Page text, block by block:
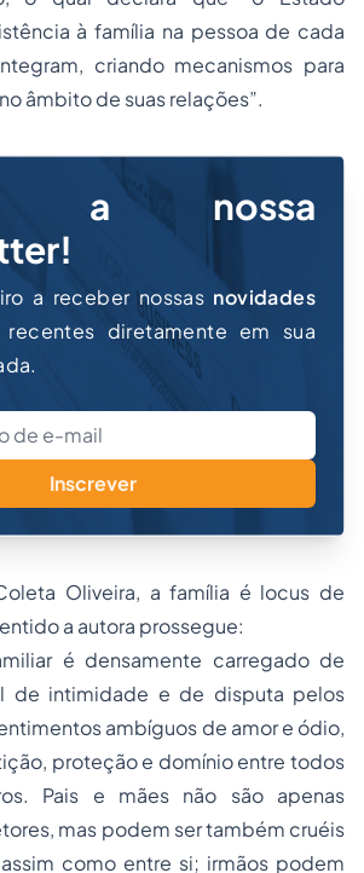
à família na pessoa de cada
criando mecanismos para
no âmbito de suas relações”.
a nossa
a receber nossas novidades
recentes diretamente em sua
Inscrever
Oliveira, a família é locus de
a autora prossegue:
é densamente carregado de
de intimidade e de disputa pelos
ambíguos de amor e ódio,
proteção e domínio entre todos
Pais e mães não são apenas
mas podem ser também cruéis
como entre si; irmãos podem